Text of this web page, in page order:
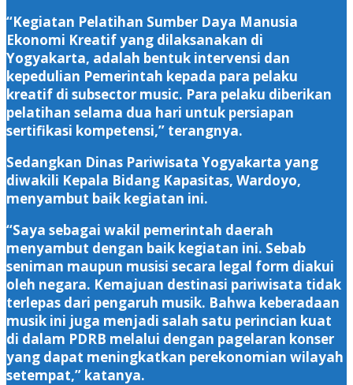
“Kegiatan Pelatihan Sumber Daya Manusia
Ekonomi Kreatif yang dilaksanakan di
Yogyakarta, adalah bentuk intervensi dan
kepedulian Pemerintah kepada para pelaku
kreatif di subsector music. Para pelaku diberikan
pelatihan selama dua hari untuk persiapan
sertifikasi kompetensi,” terangnya.
Sedangkan Dinas Pariwisata Yogyakarta yang
diwakili Kepala Bidang Kapasitas, Wardoyo,
menyambut baik kegiatan ini.
“Saya sebagai wakil pemerintah daerah
menyambut dengan baik kegiatan ini. Sebab
seniman maupun musisi secara legal form diakui
oleh negara. Kemajuan destinasi pariwisata tidak
terlepas dari pengaruh musik. Bahwa keberadaan
musik ini juga menjadi salah satu perincian kuat
di dalam PDRB melalui dengan pagelaran konser
yang dapat meningkatkan perekonomian wilayah
setempat,” katanya.